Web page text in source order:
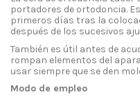
portadores de ortodoncia.
primeros días tras la
después de los sucesivos
También es útil antes de
rompan elementos del
usar siempre que se den
Modo de empleo